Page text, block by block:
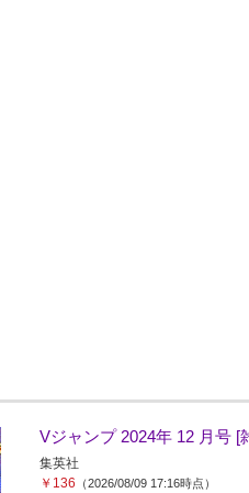
Vジャンプ 2024年 12 月号 [
集英社
￥136 （2026/08/09 17:16時点）